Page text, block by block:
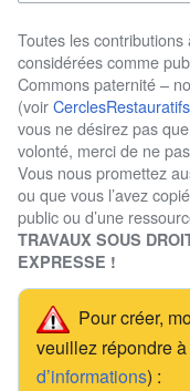
Toutes les
considérées comme
Commons paternité –
(voir
vous ne désirez pas
volonté, merci de ne
Vous nous promettez
ou que vous l’avez
public ou d’une
TRAVAUX SOUS
EXPRESSE !
Pour créer,
veuillez répondre
d’informations) :